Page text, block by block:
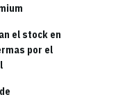
el stock en
por el